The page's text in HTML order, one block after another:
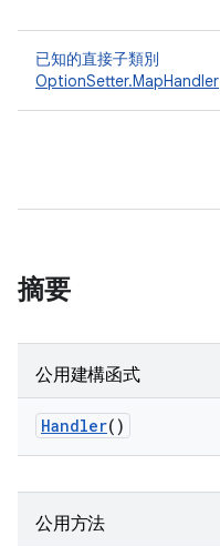
已知的直接子類別
OptionSetter.MapHandler
摘要
公用建構函式
Handler()
公用方法